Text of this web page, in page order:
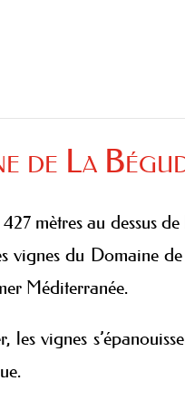
de La
mètres au dessus
du Domaine
Méditerranée.
vignes